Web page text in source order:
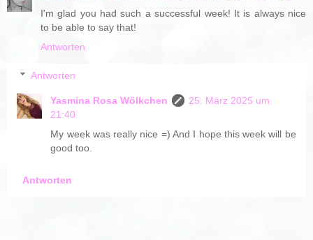
I'm glad you had such a successful week! It is always nice
to be able to say that!
Antworten
Antworten
Yasmina Rosa Wölkchen
25. März 2025 um
21:40
My week was really nice =) And I hope this week will be
good too.
Antworten